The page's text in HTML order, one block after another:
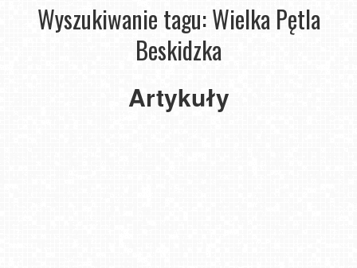
Wyszukiwanie tagu: Wielka Pętla
Beskidzka
Artykuły